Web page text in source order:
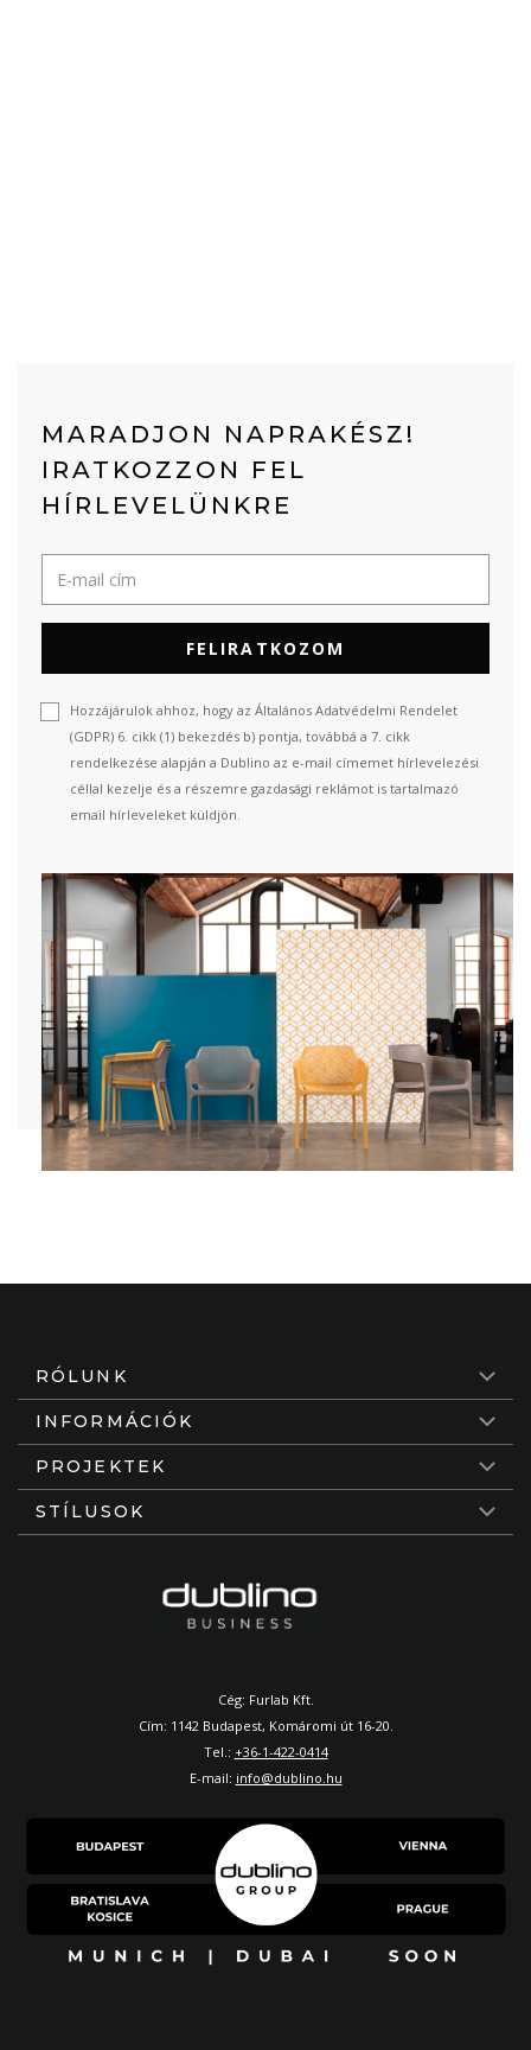
MARADJON NAPRAKÉSZ!
IRATKOZZON FEL
HÍRLEVELÜNKRE
FELIRATKOZOM
Hozzájárulok ahhoz, hogy az Általános Adatvédelmi Rendelet
(GDPR) 6. cikk (1) bekezdés b) pontja, továbbá a 7. cikk
rendelkezése alapján a Dublino az e-mail címemet hírlevelezési
céllal kezelje és a részemre gazdasági reklámot is tartalmazó
email hírleveleket küldjön.
RÓLUNK
INFORMÁCIÓK
PROJEKTEK
STÍLUSOK
Cég: Furlab Kft.
Cím: 1142 Budapest, Komáromi út 16-20.
Tel.: +36-1-422-0414
E-mail: info@dublino.hu